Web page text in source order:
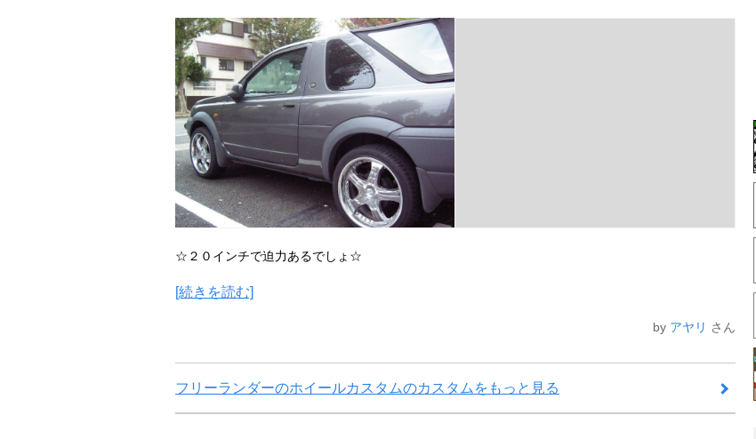
☆２０インチで迫力あるでしょ☆
[続きを読む]
by アヤリ さん
フリーランダーのホイールカスタムのカスタムをもっと見る